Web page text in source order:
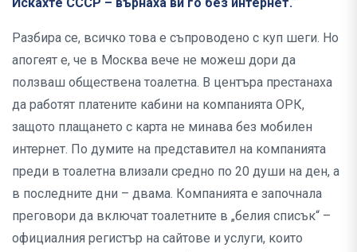
Искахте СССР – върнаха ви го без интернет.“
Разбира се, всичко това е съпроводено с куп шеги. Но
апогеят е, че в Москва вече не можеш дори да
ползваш обществена тоалетна. В центъра престанаха
да работят платените кабини на компанията ОРК,
защото плащането с карта не минава без мобилен
интернет. По думите на представител на компанията
преди в тоалетна влизали средно по 20 души на ден, а
в последните дни – двама. Компанията е започнала
преговори да включат тоалетните в „белия списък“ –
официалния регистър на сайтове и услуги, които